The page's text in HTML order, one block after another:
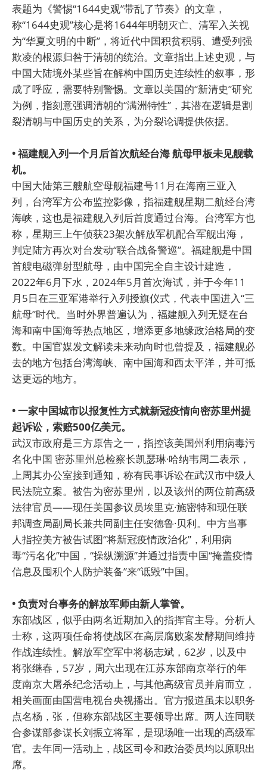
表题为《警惕“1644史观”带乱了节奏》的文章，
称“1644史观”核心是将1644年明朝灭亡、清军入关视
为“华夏文明的中断”，将近代中国积贫积弱、遭受列强
欺凌的根源归咎于清朝的统治。文章指出上述史观，与
中国大陆境外某些旨在解构中国历史连续性的叙事，形
成了呼应，需要特别警惕。文章以美国的“新清史”研究
为例，指刻意强调清朝的“满洲特性”，其潜在逻辑是割
裂清朝与中国历史的关系，为分裂论调提供依据。
• 福建舰入列一个月后首次航经台海 航母甲板未见舰载
机。
中国大陆第三艘航空母舰福建号11月在海南三亚入
列，台湾军方公布监控影像，指福建舰星期二航经台湾
海峡，这也是福建舰入列后首度通过台海。台湾军方也
称，星期三上午侦获23架次解放军机配合军舰出海，
判定陆方再次对台发动“联合战备警巡”。福建舰是中国
首艘电磁弹射型航母，由中国完全自主设计建造，
2022年6月下水，2024年5月首次海试，并于今年11
月5日在三亚军港举行入列授旗仪式，代表中国进入“三
航母”时代。当时外界普遍认为，福建舰入列无疑在台
海和南中国海等热点地区，增添更多地缘政治格局的变
数。中国官媒发文解读未来动向时也曾提及，福建舰必
去的地方包括台湾海峡、南中国海和西太平洋，并可抵
达更远的地方。
• 一家中国城市以报复性方式就新冠疫情向密苏里州提
起诉讼，索赔500亿美元。
武汉市政府是三方原告之一，指控该美国州利用病毒污
名化中国 密苏里州总检察长凯瑟琳·哈纳韦周二表示，
上周其办公室接到通知，称有民事诉讼在武汉市中级人
民法院立案。被告为密苏里州，以及该州的两位前高级
法律官员——现任美国参议员埃里克·施密特和现任联
邦调查局副局长兼共同副主任安德鲁·贝利。中方当事
人指控美方被告试图“将新冠疫情政治化”，利用病
毒“污名化”中国，“操纵溯源”并通过指责中国“掩盖疫情
信息及囤积个人防护装备”来“诋毁”中国。
• 负责对台事务的解放军师由新人掌管。
东部战区，似乎由两名近期加入的指挥官主导。分析人
士称，这两项任命将使战区在高层腐败案发酵期间维持
作战连续性。解放军空军中将杨志斌，62岁，以及中
将张继春，57岁，周六出现在江苏东部南京举行的年
度南京大屠杀纪念活动上，与其他高级官员并肩而立，
相关画面由国营电视台央视播出。官方报道虽未以职务
点名杨，张，但称东部战区主要领导出席。两人连同联
合参谋部参谋长刘振立将军，是现场唯一出现的高级军
官。去年同一活动上，战区司令和政治委员均以原职出
席。